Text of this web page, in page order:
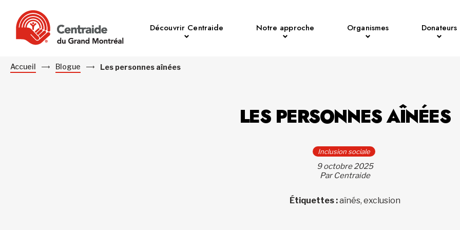
Découvrir Centraide Notre approche Organismes Donateurs
Accueil Blogue Les personnes aînées
LES PERSONNES AÎNÉES
Inclusion sociale
9 octobre 2025
Par Centraide
Étiquettes :aînés, exclusion